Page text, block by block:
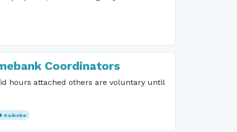
Coordinators
hours attached others are voluntary until
Kaikohe